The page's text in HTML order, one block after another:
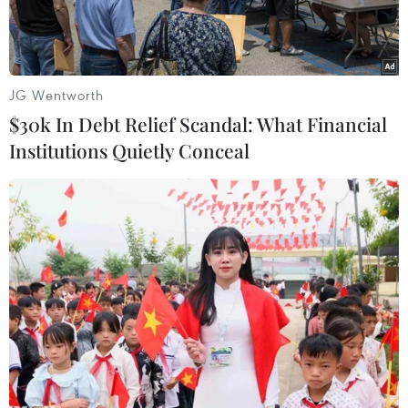
lên cấp 11-12, vùng gần tâm bão đi qua cấp 13-14,
giật cấp 16, cấp 17, biển động dữ dội.
Hình ảnh và đường đi của bão Kalmaegi. (Nguồn:
nchmf.gov.vn)
JG Wentworth
$30k In Debt Relief Scandal: What Financial
Institutions Quietly Conceal